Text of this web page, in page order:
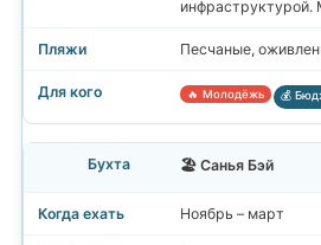
инфраструктурой.
Песчаные,
🔥 Молодёжь 💰
🏖️ Санья Бэй
Ноябрь – март